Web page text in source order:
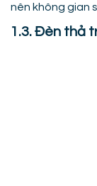
nên không gian
1.3. Đèn thả